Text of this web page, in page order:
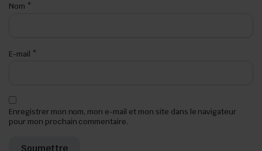
Nom *
E-mail *
Enregistrer mon nom, mon e-mail et mon site dans le navigateur
pour mon prochain commentaire.